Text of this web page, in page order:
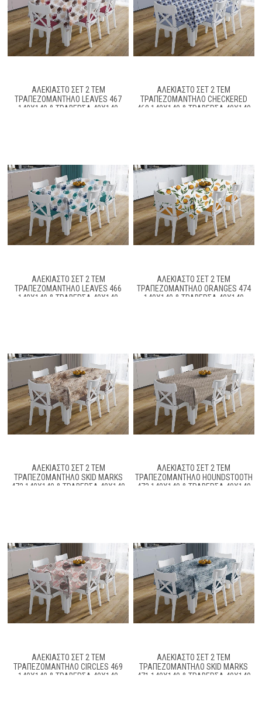
ΑΛΈΚΙΑΣΤΟ ΣΕΤ 2 ΤΕΜ
ΤΡΑΠΕΖΟΜΆΝΤΗΛΟ LEAVES 467
140X140 & ΤΡΑΒΈΡΣΑ 40X140
ΑΛΈΚΙΑΣΤΟ ΣΕΤ 2 ΤΕΜ
ΤΡΑΠΕΖΟΜΆΝΤΗΛΟ CHECKERED
468 140X140 & ΤΡΑΒΈΡΣΑ 40X140
ΑΛΈΚΙΑΣΤΟ ΣΕΤ 2 ΤΕΜ
ΤΡΑΠΕΖΟΜΆΝΤΗΛΟ LEAVES 466
140X140 & ΤΡΑΒΈΡΣΑ 40X140
ΑΛΈΚΙΑΣΤΟ ΣΕΤ 2 ΤΕΜ
ΤΡΑΠΕΖΟΜΆΝΤΗΛΟ ORANGES 474
140X140 & ΤΡΑΒΈΡΣΑ 40X140
ΑΛΈΚΙΑΣΤΟ ΣΕΤ 2 ΤΕΜ
ΤΡΑΠΕΖΟΜΆΝΤΗΛΟ SKID MARKS
472 140X140 & ΤΡΑΒΈΡΣΑ 40X140
ΑΛΈΚΙΑΣΤΟ ΣΕΤ 2 ΤΕΜ
ΤΡΑΠΕΖΟΜΆΝΤΗΛΟ HOUNDSTOOTH
473 140X140 & ΤΡΑΒΈΡΣΑ 40X140
ΑΛΈΚΙΑΣΤΟ ΣΕΤ 2 ΤΕΜ
ΤΡΑΠΕΖΟΜΆΝΤΗΛΟ CIRCLES 469
140X140 & ΤΡΑΒΈΡΣΑ 40X140
ΑΛΈΚΙΑΣΤΟ ΣΕΤ 2 ΤΕΜ
ΤΡΑΠΕΖΟΜΆΝΤΗΛΟ SKID MARKS
471 140X140 & ΤΡΑΒΈΡΣΑ 40X140